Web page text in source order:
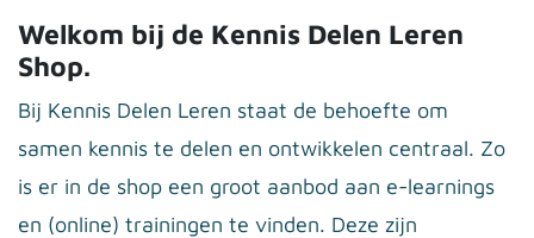
Welkom bij de Kennis Delen Leren
Shop.
Bij Kennis Delen Leren staat de behoefte om
samen kennis te delen en ontwikkelen centraal. Zo
is er in de shop een groot aanbod aan e-learnings
en (online) trainingen te vinden. Deze zijn